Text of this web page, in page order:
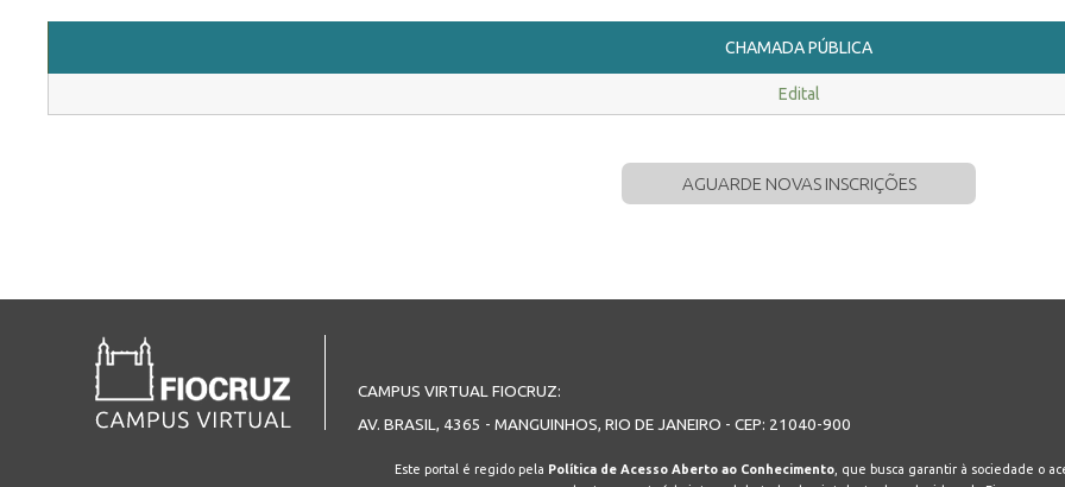
CHAMADA PÚBLICA
Edital
AGUARDE NOVAS INSCRIÇÕES
CAMPUS VIRTUAL FIOCRUZ:
AV. BRASIL, 4365 - MANGUINHOS, RIO DE JANEIRO - CEP: 21040-900
Este portal é regido pela Política de Acesso Aberto ao Conhecimento , que busca garantir à sociedade o